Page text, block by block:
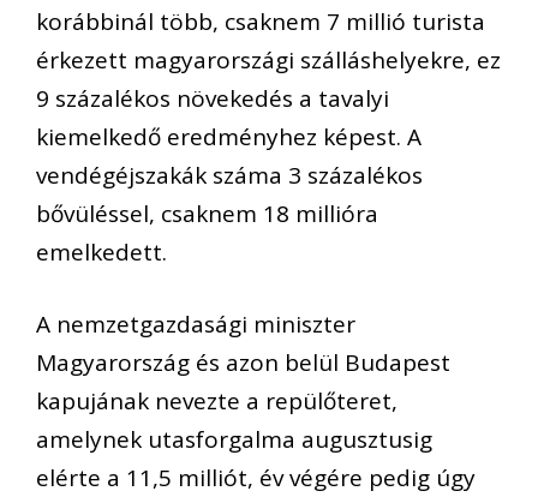
korábbinál több, csaknem 7 millió turista
érkezett magyarországi szálláshelyekre, ez
9 százalékos növekedés a tavalyi
kiemelkedő eredményhez képest. A
vendégéjszakák száma 3 százalékos
bővüléssel, csaknem 18 millióra
emelkedett.
A nemzetgazdasági miniszter
Magyarország és azon belül Budapest
kapujának nevezte a repülőteret,
amelynek utasforgalma augusztusig
elérte a 11,5 milliót, év végére pedig úgy